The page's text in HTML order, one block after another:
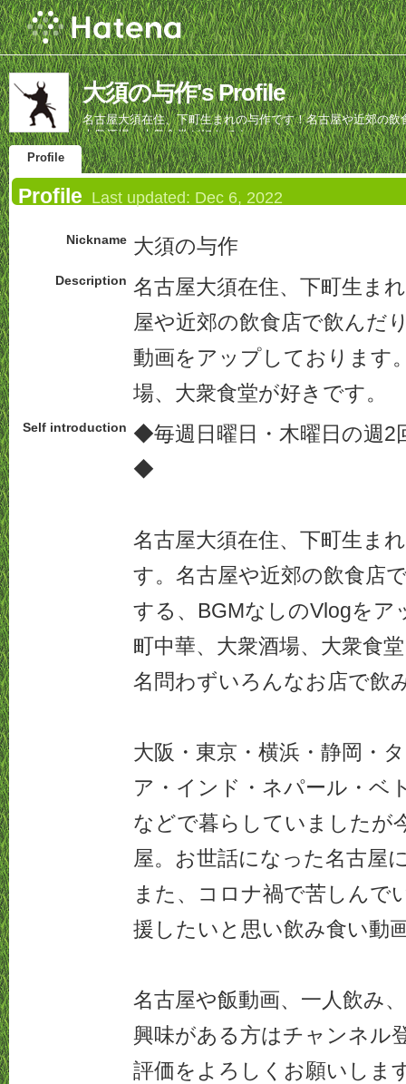
大須の与作's Profile
名古屋大須在住、下町生まれの与作です！名古屋や近郊の
大衆酒場、大衆食堂が好きです。
Profile
Profile Last updated: Dec 6, 2022
Nickname 大須の与作
Description 名古屋大須在住、下町生ま
屋や近郊の飲食店で飲んだ
動画をアップしております
場、大衆食堂が好きです。
Self introduction ◆毎週日曜日・木曜日の週2
◆
名古屋大須在住、下町生ま
す。名古屋や近郊の飲食店
する、BGMなしのVlogをア
町中華、大衆酒場、大衆食
名問わずいろんなお店で飲
大阪・東京・横浜・静岡・
ア・インド・ネパール・ベ
などで暮らしていましたが
屋。お世話になった名古屋
また、コロナ禍で苦しんで
援したいと思い飲み食い動
名古屋や飯動画、一人飲み
興味がある方はチャンネル
評価をよろしくお願いしま